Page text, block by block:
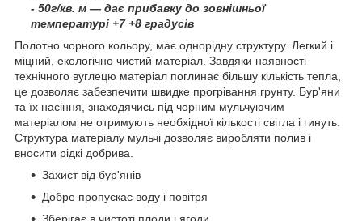
- 50г/кв. м ― дає прибавку до зовнішньої
температурі +7 +8 градусів
Полотно чорного кольору, має однорідну структуру. Легкий і
міцний, екологічно чистий матеріал. Завдяки наявності
технічного вуглецю матеріал поглинає більшу кількість тепла,
це дозволяє забезпечити швидке прогрівання грунту. Бур'яни
та їх насіння, знаходячись під чорним мульчуючим
матеріалом не отримують необхідної кількості світла і гинуть.
Структура матеріалу мульчі дозволяє виробляти полив і
вносити рідкі добрива.
Захист від бур'янів
Добре пропускає воду і повітря
Зберігає в чистоті плоди і ягоди